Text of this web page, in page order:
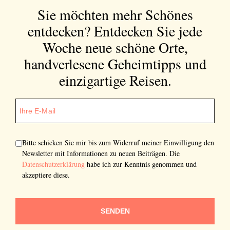
Sie möchten mehr Schönes
entdecken?Entdecken Sie jede
Woche neue schöne Orte,
handverlesene Geheimtipps und
einzigartige Reisen.
Bitte schicken Sie mir bis zum Widerruf meiner Einwilligung den
Newsletter mit Informationen zu neuen Beiträgen. Die
Datenschutzerklärung habe ich zur Kenntnis genommen und
akzeptiere diese.
SENDEN